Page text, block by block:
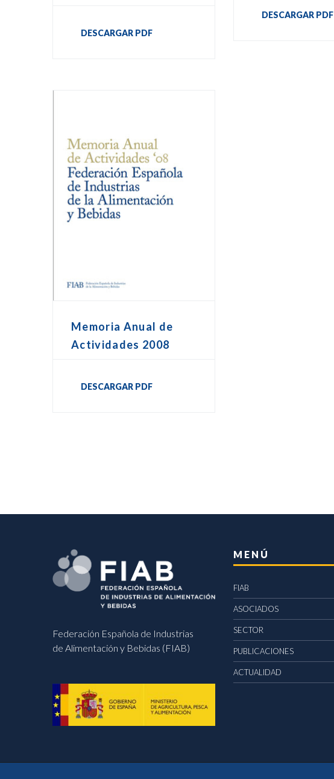
DESCARGAR PDF
DESCARGAR PDF
Memoria Anual de
Actividades 2008
DESCARGAR PDF
Federación Española de Industrias
de Alimentación y Bebidas (FIAB)
MENÚ
FIAB
ASOCIADOS
SECTOR
PUBLICACIONES
ACTUALIDAD